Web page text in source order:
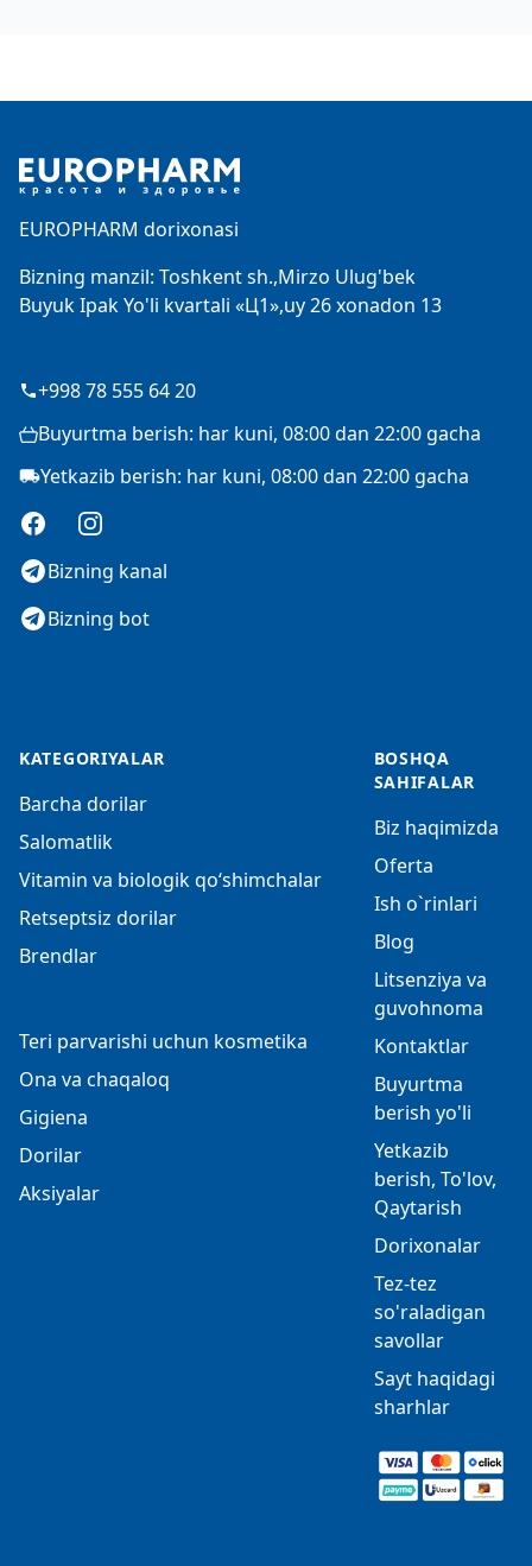
EUROPHARM dorixonasi
Bizning manzil: Toshkent sh.,Mirzo Ulug'bek
Buyuk Ipak Yo'li kvartali «Ц1»,uy 26 xonadon 13
+998 78 555 64 20
Buyurtma berish: har kuni, 08:00 dan 22:00 gacha
Yetkazib berish: har kuni, 08:00 dan 22:00 gacha
FacebookInstagram
Bizning kanal
Bizning bot
KATEGORIYALAR
Barcha dorilar
Salomatlik
Vitamin va biologik qo‘shimchalar
Retseptsiz dorilar
Brendlar
Teri parvarishi uchun kosmetika
Ona va chaqaloq
Gigiena
Dorilar
Aksiyalar
BOSHQA
SAHIFALAR
Biz haqimizda
Oferta
Ish o`rinlari
Blog
Litsenziya va
guvohnoma
Kontaktlar
Buyurtma
berish yo'li
Yetkazib
berish, To'lov,
Qaytarish
Dorixonalar
Tez-tez
so'raladigan
savollar
Sayt haqidagi
sharhlar